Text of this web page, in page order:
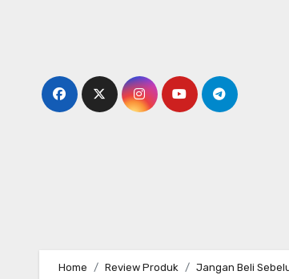
Home Review Produk Jangan Beli